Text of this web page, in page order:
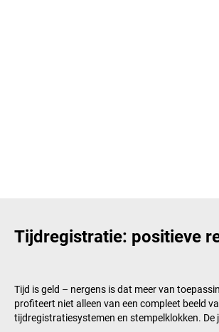
Tijdregistratie: positieve
Tijd is geld – nergens is dat meer van
profiteert niet alleen van een compleet beeld
tijdregistratiesystemen en stempelklokken.